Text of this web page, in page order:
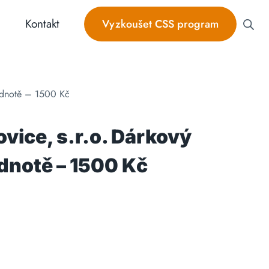
Kontakt Vyzkoušet CSS program
– 1500 Kč
s.r.o. Dárkový
– 1500 Kč